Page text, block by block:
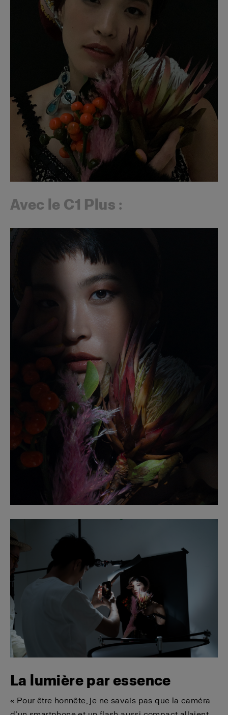
Avec le C1 Plus :
La lumière par essence
« Pour être honnête, je ne savais pas que la caméra